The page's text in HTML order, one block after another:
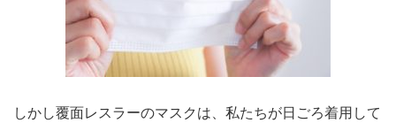
しかし覆面レスラーのマスクは、私たちが日ごろ着用して